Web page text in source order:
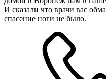
И сказали что врачи вас
спасение ноги не было.